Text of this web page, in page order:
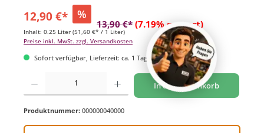
12,90 €* %
13,90 €* (7.19% gespart)
Inhalt: 0.25 Liter (51,60 €* / 1 Liter)
Preise inkl. MwSt. zzgl. Versandkosten
Sofort verfügbar, Lieferzeit: ca. 1 Tag
Produkt Anzahl: Gib den gewünschten Wert ein oder benutze die Schaltflächen um
In den Warenkorb
Produktnummer: 000000040000